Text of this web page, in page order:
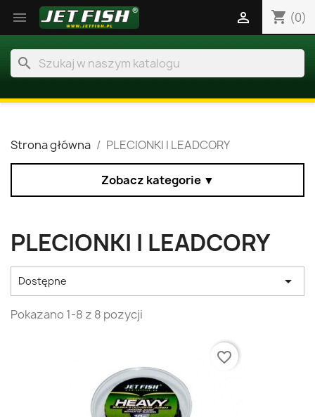
 shopping_cart (0)

search
Strona główna PLECIONKI I LEADCORY
Zobacz kategorie ▼
PLECIONKI I LEADCORY
Dostępne 
Pokazano 1-8 z 8 pozycji
favorite_border